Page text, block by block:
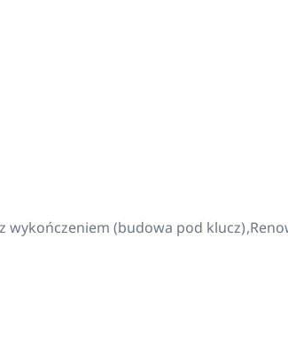
wykończeniem (budowa pod klucz)